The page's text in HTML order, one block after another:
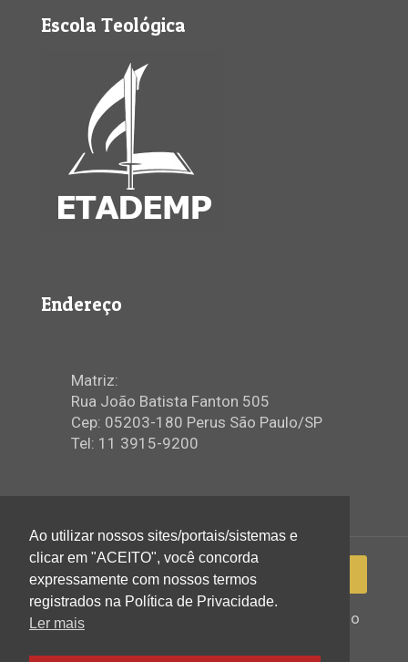
Escola Teológica
Endereço
Matriz:
Rua João Batista Fanton 505
Cep: 05203-180 Perus São Paulo/SP
Tel: 11 3915-9200
2022 © Igreja Assembleia de Deus Ministério
Ao utilizar nossos sites/portais/sistemas e
clicar em "ACEITO", você concorda
expressamente com nossos termos
registrados na Política de Privacidade.
Ler mais